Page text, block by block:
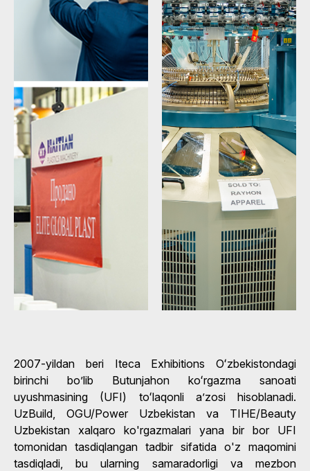
2007-yildan beri Iteca Exhibitions Oʻzbekistondagi
birinchi bo’lib Butunjahon koʻrgazma sanoati
uyushmasining (UFI) toʻlaqonli aʼzosi hisoblanadi.
UzBuild, OGU/Power Uzbekistan va TIHE/Beauty
Uzbekistan xalqaro ko'rgazmalari yana bir bor UFI
tomonidan tasdiqlangan tadbir sifatida o'z maqomini
tasdiqladi, bu ularning samaradorligi va mezbon